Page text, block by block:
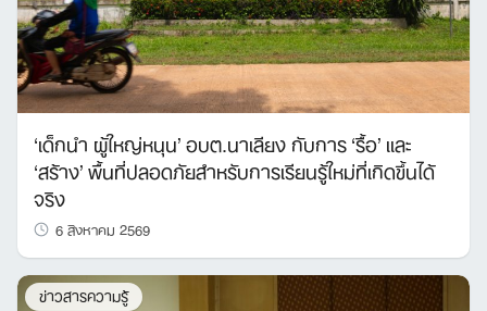
‘เด็กนำ ผู้ใหญ่หนุน’ อบต.นาเลียง กับการ ‘รื้อ’ และ
‘สร้าง’ พื้นที่ปลอดภัยสำหรับการเรียนรู้ใหม่ที่เกิดขึ้นได้
จริง
6 สิงหาคม 2569
ข่าวสารความรู้